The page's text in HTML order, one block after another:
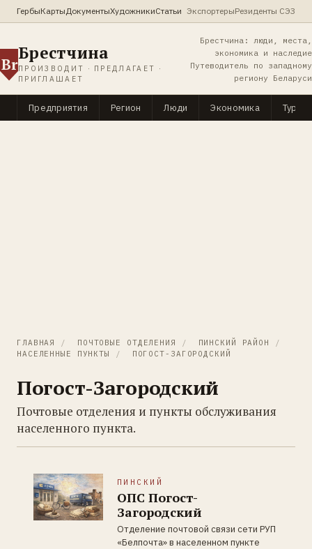
ГербыКартыДокументыХудожникиСтатьи ЭкспортерыРезиденты СЭЗ
Br
Брестчина
ПРОИЗВОДИТ · ПРЕДЛАГАЕТ ·
ПРИГЛАШАЕТ
Брестчина: люди, места,
экономика и наследие
Путеводитель по западному
региону Беларуси
Предприятия Регион Люди Экономика
ГЛАВНАЯ / ПОЧТОВЫЕ ОТДЕЛЕНИЯ / ПИНСКИЙ РАЙОН
/
НАСЕЛЕННЫЕ ПУНКТЫ
/ ПОГОСТ-ЗАГОРОДСКИЙ
Погост-Загородский
Почтовые отделения и пункты обслуживания
населенного пункта.
ПИНСКИЙ
ОПС Погост-
Загородский
Отделение почтовой связи сети РУП
«Белпочта» в населенном пункте